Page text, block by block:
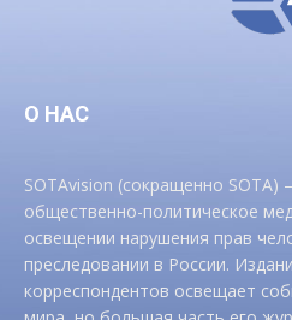
О НАС
SOTAvision (сокращенно SOTA)
общественно-политическое
освещении нарушения прав
преследовании в России.
корреспондентов освещает